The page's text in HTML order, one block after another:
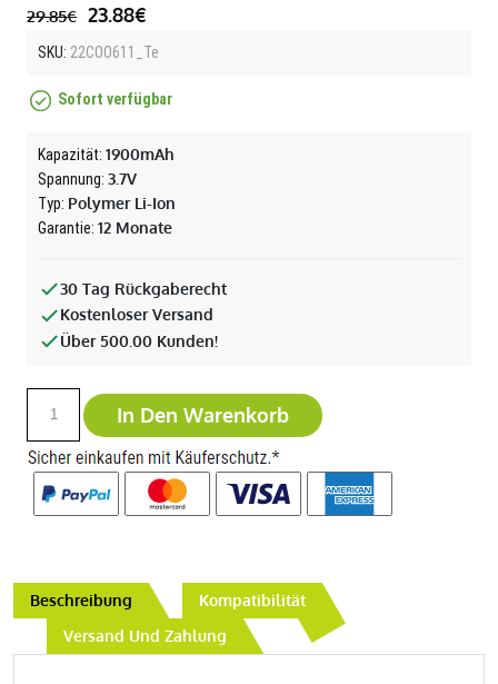
29.85€ 23.88€
SKU: 22COO611_Te
Sofort verfügbar
Kapazität: 1900mAh
Spannung: 3.7V
Typ: Polymer Li-Ion
Garantie: 12 Monate
30 Tag Rückgaberecht
Kostenloser Versand
Über 500.00 Kunden!
In Den Warenkorb
Beschreibung
Kompatibilität
Versand Und Zahlung